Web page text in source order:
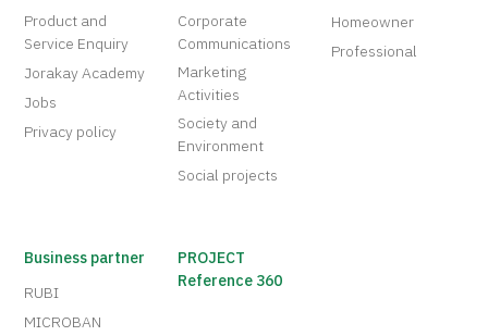
Product and
Service Enquiry
Jorakay Academy
Jobs
Privacy policy
Corporate
Communications
Marketing
Activities
Society and
Environment
Social projects
Homeowner
Professional
Business partner
RUBI
MICROBAN
PROJECT
Reference 360